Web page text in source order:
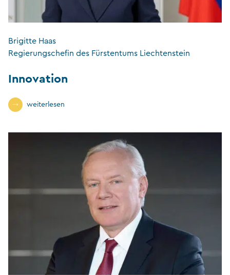
Brigitte Haas
Regierungschefin des Fürstentums Liechtenstein
Innovation
weiterlesen